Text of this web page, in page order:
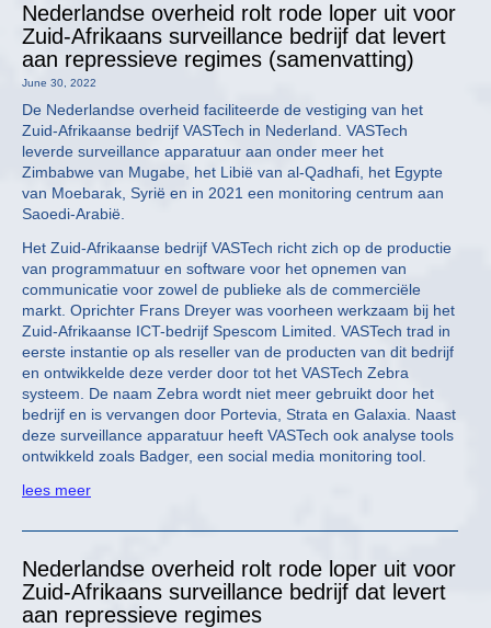
Nederlandse overheid rolt rode loper uit voor
Zuid-Afrikaans surveillance bedrijf dat levert
aan repressieve regimes (samenvatting)
June 30, 2022
De Nederlandse overheid faciliteerde de vestiging van het
Zuid-Afrikaanse bedrijf VASTech in Nederland. VASTech
leverde surveillance apparatuur aan onder meer het
Zimbabwe van Mugabe, het Libië van al-Qadhafi, het Egypte
van Moebarak, Syrië en in 2021 een monitoring centrum aan
Saoedi-Arabië.
Het Zuid-Afrikaanse bedrijf VASTech richt zich op de productie
van programmatuur en software voor het opnemen van
communicatie voor zowel de publieke als de commerciële
markt. Oprichter Frans Dreyer was voorheen werkzaam bij het
Zuid-Afrikaanse ICT-bedrijf Spescom Limited. VASTech trad in
eerste instantie op als reseller van de producten van dit bedrijf
en ontwikkelde deze verder door tot het VASTech Zebra
systeem. De naam Zebra wordt niet meer gebruikt door het
bedrijf en is vervangen door Portevia, Strata en Galaxia. Naast
deze surveillance apparatuur heeft VASTech ook analyse tools
ontwikkeld zoals Badger, een social media monitoring tool.
lees meer
Nederlandse overheid rolt rode loper uit voor
Zuid-Afrikaans surveillance bedrijf dat levert
aan repressieve regimes